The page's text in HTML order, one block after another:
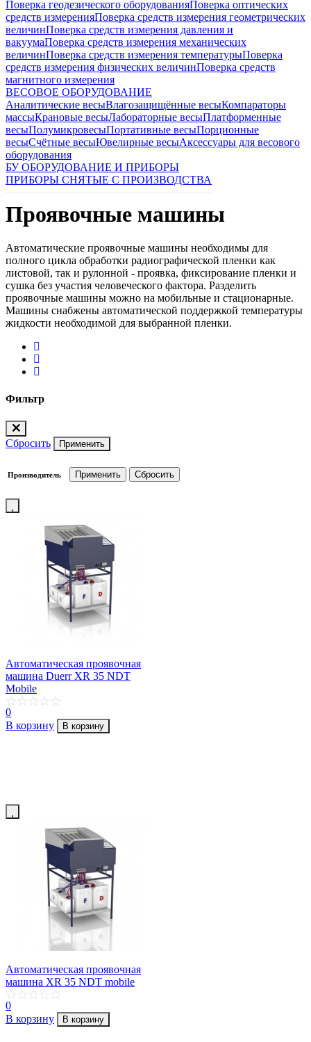
Поверка геодезического оборудованияПоверка оптических
средств измеренияПоверка средств измерения геометрических
величинПоверка средств измерения давления и
вакуумаПоверка средств измерения механических
величинПоверка средств измерения температурыПоверка
средств измерения физических величинПоверка средств
магнитного измерения
ВЕСОВОЕ ОБОРУДОВАНИЕ
Аналитические весыВлагозащищённые весыКомпараторы
массыКрановые весыЛабораторные весыПлатформенные
весыПолумикровесыПортативные весыПорционные
весыСчётные весыЮвелирные весыАксессуары для весового
оборудования
БУ ОБОРУДОВАНИЕ И ПРИБОРЫ
ПРИБОРЫ СНЯТЫЕ С ПРОИЗВОДСТВА
Проявочные машины
Автоматические проявочные машины необходимы для
полного цикла обработки радиографической пленки как
листовой, так и рулонной - проявка, фиксирование пленки и
сушка без участия человеческого фактора. Разделить
проявочные машины можно на мобильные и стационарные.
Машины снабжены автоматической поддержкой температуры
жидкости необходимой для выбранной пленки.
Фильтр
Сбросить Применить
Производитель
Автоматическая проявочная
машина Duerr XR 35 NDT
Mobile
0
В корзину
В корзину
Автоматическая проявочная
машина XR 35 NDT mobile
0
В корзину
В корзину